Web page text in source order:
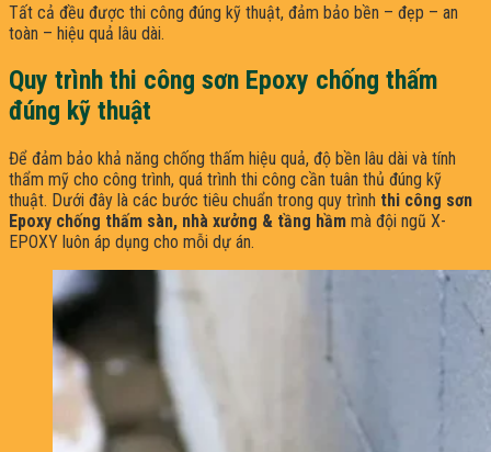
Tất cả đều được thi công đúng kỹ thuật, đảm bảo bền – đẹp – an
toàn – hiệu quả lâu dài.
Quy trình thi công sơn Epoxy chống thấm
đúng kỹ thuật
Để đảm bảo khả năng chống thấm hiệu quả, độ bền lâu dài và tính
thẩm mỹ cho công trình, quá trình thi công cần tuân thủ đúng kỹ
thuật. Dưới đây là các bước tiêu chuẩn trong quy trình thi công sơn
Epoxy chống thấm sàn, nhà xưởng & tầng hầm mà đội ngũ X-
EPOXY luôn áp dụng cho mỗi dự án.